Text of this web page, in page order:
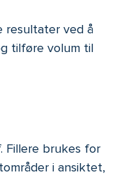
resultater ved å
tilføre volum til
Fillere brukes for
i ansiktet,